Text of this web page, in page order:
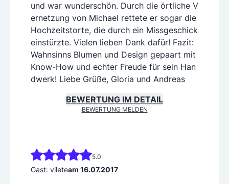
und war wunderschön. Durch die örtliche V
ernetzung von Michael rettete er sogar die
Hochzeitstorte, die durch ein Missgeschick
einstürzte. Vielen lieben Dank dafür! Fazit:
Wahnsinns Blumen und Design gepaart mit
Know-How und echter Freude für sein Han
dwerk! Liebe Grüße, Gloria und Andreas
BEWERTUNG IM DETAIL
BEWERTUNG MELDEN
5.0
Gast: vileteam 16.07.2017